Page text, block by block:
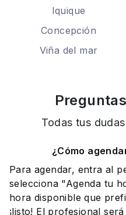
Iquique
Concepción
Viña del mar
Todas tus
¿Cómo
Para agendar, entra al
selecciona "Agenda tu
hora disponible que
¡listo! El profesional